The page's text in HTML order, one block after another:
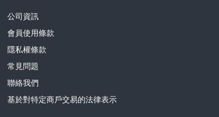
公司資訊
會員使用條款
隱私權條款
常見問題
聯絡我們
基於對特定商戶交易的法律表示